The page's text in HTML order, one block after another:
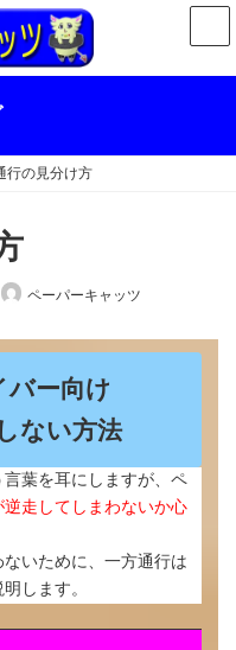
行の見分け方
ペーパーキャッツ
バー向け
ない方法
言葉を耳にしますが、ペ
逆走してしまわないか心
いために、一方通行は
します。